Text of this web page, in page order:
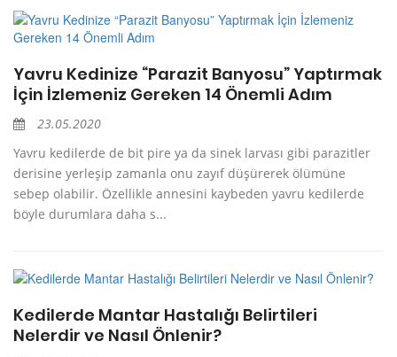
Yavru Kedinize “Parazit Banyosu” Yaptırmak
İçin İzlemeniz Gereken 14 Önemli Adım
23.05.2020
Yavru kedilerde de bit pire ya da sinek larvası gibi parazitler
derisine yerleşip zamanla onu zayıf düşürerek ölümüne
sebep olabilir. Özellikle annesini kaybeden yavru kedilerde
böyle durumlara daha s...
Kedilerde Mantar Hastalığı Belirtileri
Nelerdir ve Nasıl Önlenir?